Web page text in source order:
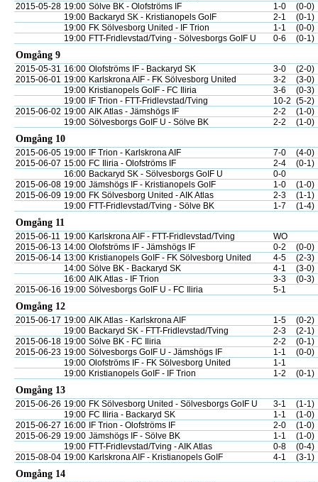
2015-05-28 19:00 Sölve BK - Olofströms IF 1-0
(0-0)
19:00 Backaryd SK - Kristianopels GoIF 2-1
(0-1)
19:00 FK Sölvesborg United - IF Trion 1-1
(0-0)
19:00 FTT-Fridlevstad/Tving - Sölvesborgs GoIF U 0-6 (0-1)
Omgång 9
2015-05-31 16:00 Olofströms IF - Backaryd SK 3-0
(2-0)
2015-06-01 19:00 Karlskrona AIF - FK Sölvesborg United 3-2
(3-0)
19:00 Kristianopels GoIF - FC Iliria 3-6
(0-3)
19:00
IF Trion - FTT-Fridlevstad/Tving 10-2 (5-2)
2015-06-02 19:00 AIK Atlas - Jämshögs IF 2-2
(1-0)
19:00 Sölvesborgs GoIF U - Sölve BK 2-2 (1-0)
Omgång 10
2015-06-05 19:00 IF Trion - Karlskrona AIF 7-0
(4-0)
2015-06-07 15:00 FC Iliria - Olofströms IF 2-4
(0-1)
16:00 Backaryd SK - Sölvesborgs GoIF U
0-0
2015-06-08 19:00 Jämshögs IF - Kristianopels GoIF 1-0
(1-0)
2015-06-09 19:00 FK Sölvesborg United - AIK Atlas 2-3
(1-1)
19:00 FTT-Fridlevstad/Tving - Sölve BK 1-7 (1-4)
Omgång 11
2015-06-11 19:00 Karlskrona AIF - FTT-Fridlevstad/Tving
WO
2015-06-13 14:00 Olofströms IF - Jämshögs IF 0-2
(0-0)
2015-06-14 13:00 Kristianopels GoIF - FK Sölvesborg United 4-5
(2-3)
14:00 Sölve BK - Backaryd SK 4-1
(3-0)
16:00 AIK Atlas - IF Trion 3-3
(0-3)
2015-06-16 19:00 Sölvesborgs GoIF U - FC Iliria 5-1
Omgång 12
2015-06-17 19:00 AIK Atlas - Karlskrona AIF 1-5
(0-2)
19:00 Backaryd SK - FTT-Fridlevstad/Tving 2-3
(2-1)
2015-06-18 19:00 Sölve BK - FC Iliria 2-2
(0-1)
2015-06-23 19:00 Sölvesborgs GoIF U - Jämshögs IF 1-1
(0-0)
19:00 Olofströms IF - FK Sölvesborg United
1-1
19:00 Kristianopels GoIF - IF Trion 1-2 (0-1)
Omgång 13
2015-06-26 19:00 FK Sölvesborg United - Sölvesborgs GoIF U 3-1
(1-1)
19:00 FC Iliria - Backaryd SK 1-1
(1-0)
2015-06-27 16:00 IF Trion - Olofströms IF 2-0
(1-0)
2015-06-29 19:00 Jämshögs IF - Sölve BK 1-1
(1-0)
19:00 FTT-Fridlevstad/Tving - AIK Atlas 0-8
(0-4)
2015-08-04 19:00 Karlskrona AIF - Kristianopels GoIF 4-1 (3-1)
Omgång 14